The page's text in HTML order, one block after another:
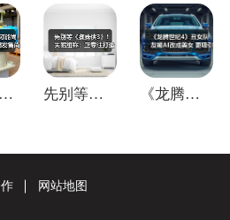
《GTA6》内容可能尚未完成 能否按期发 先别等《蜘蛛侠3》！失眠组称：正专注打造 《龙腾世纪4》丑女队友被AI改成美女 更
网站地图